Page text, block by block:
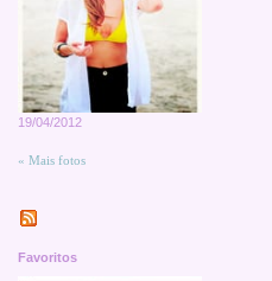
19/04/2012
« Mais fotos
Favoritos